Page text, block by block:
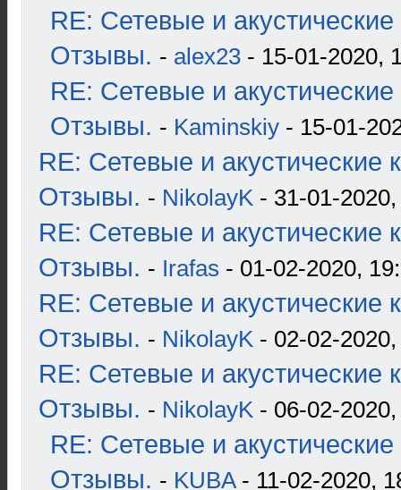
RE: Сетевые и
Отзывы. - alex23 - 15-01-2020,
RE: Сетевые и
Отзывы. - Kaminskiy - 15-01-
RE: Сетевые и акустические
Отзывы. - NikolayK - 31-01-
RE: Сетевые и акустические
Отзывы. - Irafas - 01-02-2020,
RE: Сетевые и акустические
Отзывы. - NikolayK - 02-02-
RE: Сетевые и акустические
Отзывы. - NikolayK - 06-02-
RE: Сетевые и
Отзывы. - KUBA- 11-02-2020,